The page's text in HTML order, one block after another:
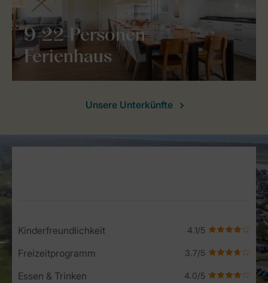
9-22-Personen-
Ferienhaus
Unsere Unterkünfte
Service Rating from our guests
Kinderfreundlichkeit
Freizeitprogramm
Essen & Trinken